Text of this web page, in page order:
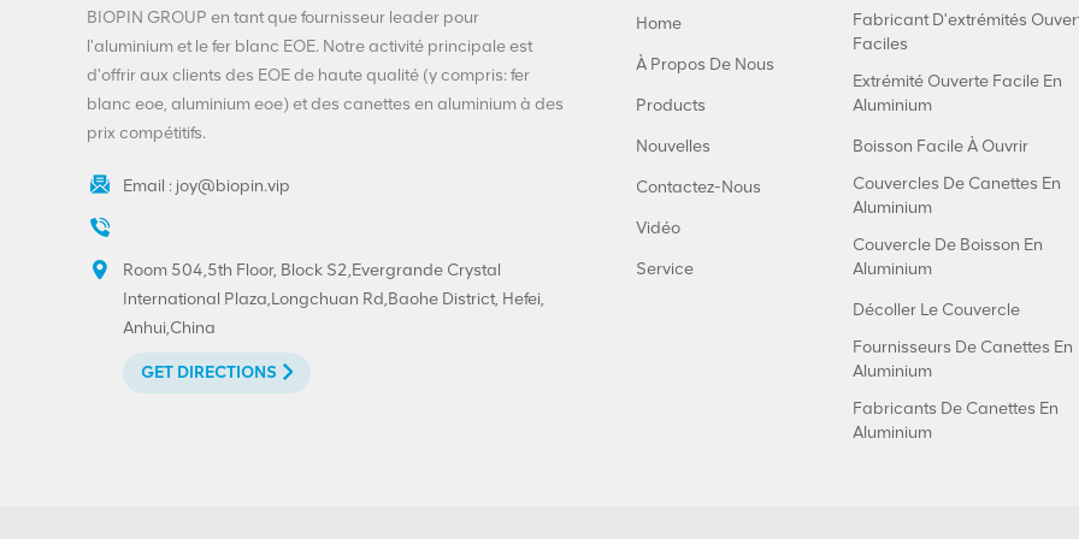
facile,
approvisionnement
direct d'usine
VIEW DETAILS
Extrémités de boisson
de personnalisation-
bière de jus
Extrémité décollable
en aluminium-fer blanc
300#73mm imprimée
sur mesure
VIEW DETAILS
BIOPIN GROUP en tant que fournisseur leader pour
l'aluminium et le fer blanc EOE. Notre activité principale est
d'offrir aux clients des EOE de haute qualité (y compris: fer
blanc eoe, aluminium eoe) et des canettes en aluminium à des
prix compétitifs.
Email : joy@biopin.vip
Room 504,5th Floor, Block S2,Evergrande Crystal
International Plaza,Longchuan Rd,Baohe District, Hefei,
Anhui,China
GET DIRECTIONS
Home
À Propos De Nous
Products
Nouvelles
Contactez-Nous
Vidéo
Service
Fabricant D'extrémités
Faciles
Extrémité Ouverte Facile En
Aluminium
Boisson Facile À Ouvrir
Couvercles De Canettes En
Aluminium
Couvercle De Boisson En
Aluminium
Décoller Le Couvercle
Fournisseurs De Canettes En
Aluminium
Fabricants De Canettes En
Aluminium